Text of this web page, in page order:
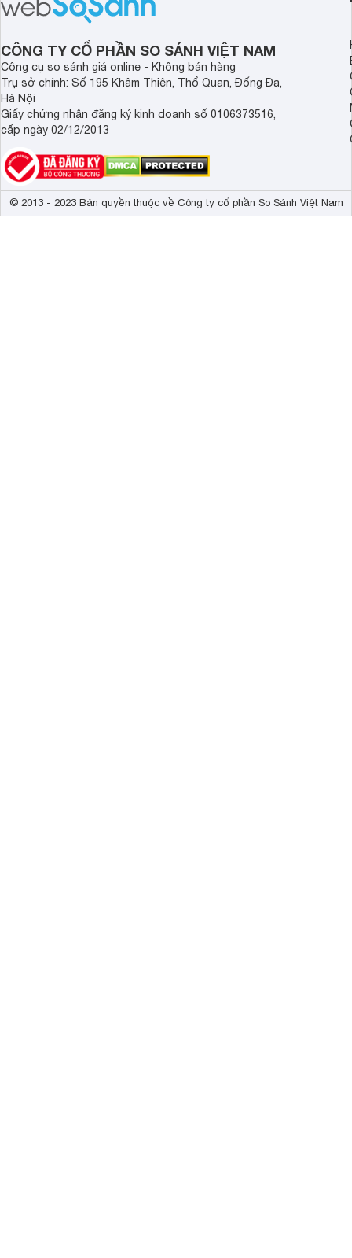
giá trị/chi phí hấp dẫn hơn cho người
dùng đang tìm kiếm một mẫu máy rửa
bát cao cấp.
CÔNG TY CỔ PHẦN SO SÁNH VIỆT NAM
Công cụ so sánh giá online - Không bán hàng
Trụ sở chính: Số 195 Khâm Thiên, Thổ Quan, Đống Đa,
Hà Nội
Giấy chứng nhận đăng ký kinh doanh số 0106373516,
cấp ngày 02/12/2013
© 2013 - 2023 Bản quyền thuộc về Công ty cổ phần So Sánh Việt Nam